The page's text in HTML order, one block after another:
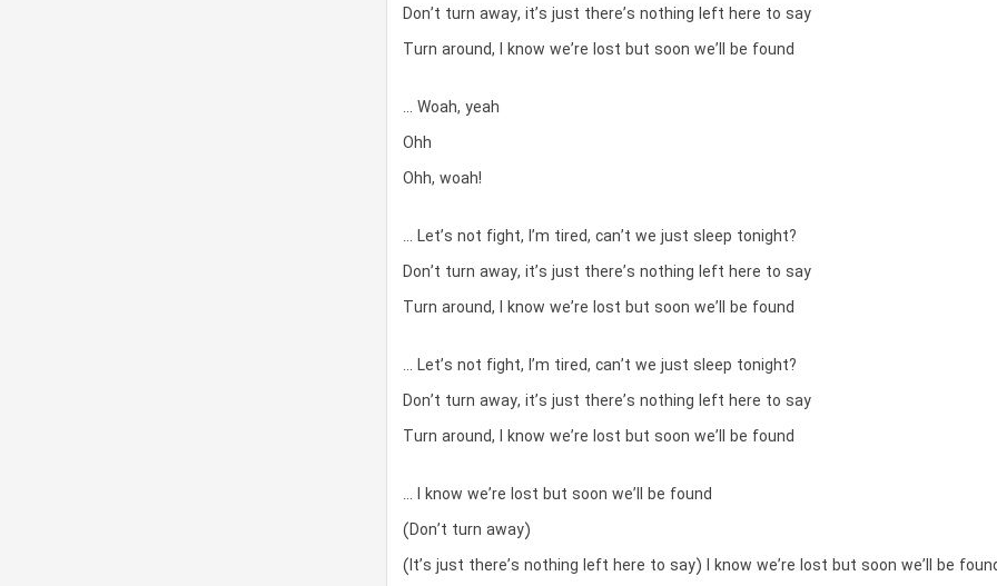
Don’t turn away, it’s just there’s nothing left here to say
Turn around, I know we’re lost but soon we’ll be found
… Woah, yeah
Ohh
Ohh, woah!
… Let’s not fight, I’m tired, can’t we just sleep tonight?
Don’t turn away, it’s just there’s nothing left here to say
Turn around, I know we’re lost but soon we’ll be found
… Let’s not fight, I’m tired, can’t we just sleep tonight?
Don’t turn away, it’s just there’s nothing left here to say
Turn around, I know we’re lost but soon we’ll be found
… I know we’re lost but soon we’ll be found
(Don’t turn away)
(It’s just there’s nothing left here to say) I know we’re lost but soon we’ll be